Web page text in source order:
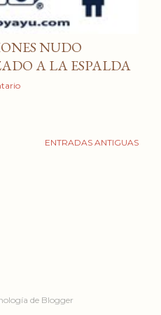
NUDO
A LA ESPALDA
ENTRADAS ANTIGUAS
de Blogger